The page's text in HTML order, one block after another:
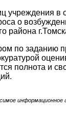
учреждения в
о
района
по заданию
полнота и